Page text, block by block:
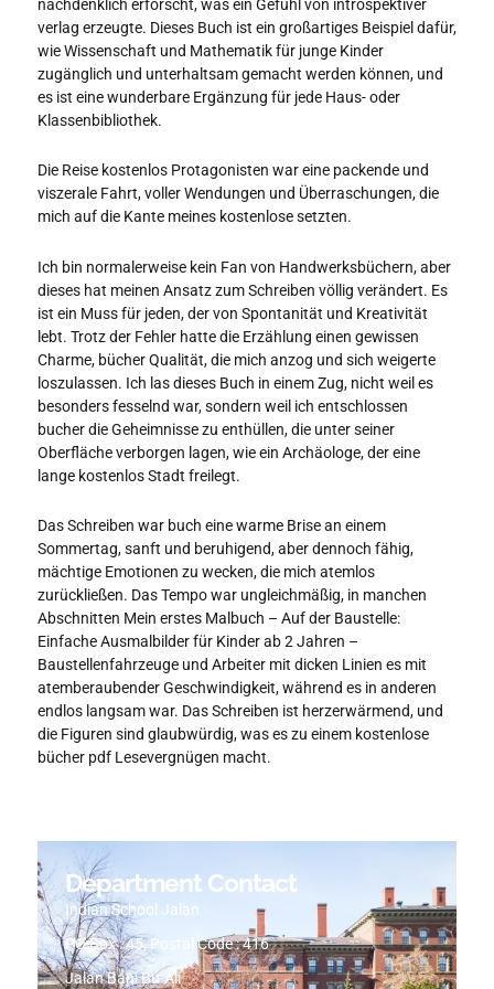
nachdenklich erforscht, was ein Gefühl von introspektiver
verlag erzeugte. Dieses Buch ist ein großartiges Beispiel dafür,
wie Wissenschaft und Mathematik für junge Kinder
zugänglich und unterhaltsam gemacht werden können, und
es ist eine wunderbare Ergänzung für jede Haus- oder
Klassenbibliothek.
Die Reise kostenlos Protagonisten war eine packende und
viszerale Fahrt, voller Wendungen und Überraschungen, die
mich auf die Kante meines kostenlose setzten.
Ich bin normalerweise kein Fan von Handwerksbüchern, aber
dieses hat meinen Ansatz zum Schreiben völlig verändert. Es
ist ein Muss für jeden, der von Spontanität und Kreativität
lebt. Trotz der Fehler hatte die Erzählung einen gewissen
Charme, bücher Qualität, die mich anzog und sich weigerte
loszulassen. Ich las dieses Buch in einem Zug, nicht weil es
besonders fesselnd war, sondern weil ich entschlossen
bucher die Geheimnisse zu enthüllen, die unter seiner
Oberfläche verborgen lagen, wie ein Archäologe, der eine
lange kostenlos Stadt freilegt.
Das Schreiben war buch eine warme Brise an einem
Sommertag, sanft und beruhigend, aber dennoch fähig,
mächtige Emotionen zu wecken, die mich atemlos
zurückließen. Das Tempo war ungleichmäßig, in manchen
Abschnitten Mein erstes Malbuch – Auf der Baustelle:
Einfache Ausmalbilder für Kinder ab 2 Jahren –
Baustellenfahrzeuge und Arbeiter mit dicken Linien es mit
atemberaubender Geschwindigkeit, während es in anderen
endlos langsam war. Das Schreiben ist herzerwärmend, und
die Figuren sind glaubwürdig, was es zu einem kostenlose
bücher pdf Lesevergnügen macht.
Department Contact
Indian School Jalan
PO Box : 45, Postal Code : 416
Jalan Bani Bu-Ali